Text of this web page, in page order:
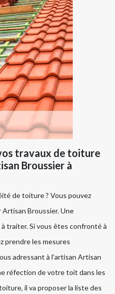
travaux de toiture
Broussier à
de toiture ? Vous pouvez
Artisan Broussier. Une
traiter. Si vous êtes confronté à
prendre les mesures
adressant à l’artisan Artisan
réfection de votre toit dans les
il va proposer la liste des